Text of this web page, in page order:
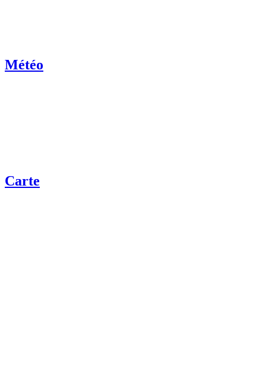
Météo
Carte